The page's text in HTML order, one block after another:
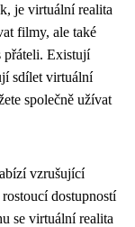
je virtuální realita
filmy, ale také
přáteli. Existují
sdílet virtuální
společně užívat
vzrušující
dostupností
se virtuální realita